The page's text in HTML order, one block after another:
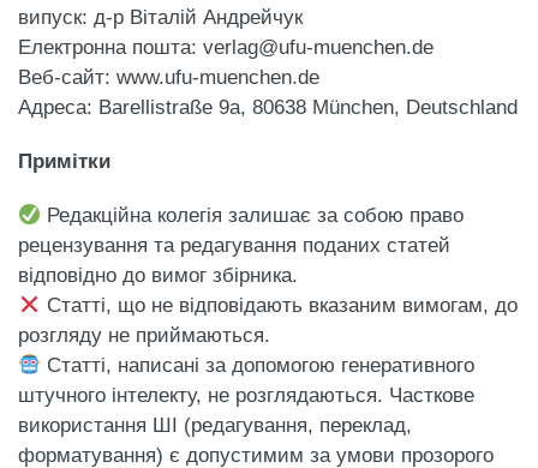
випуск: д-р Віталій Андрейчук
Електронна пошта: verlag@ufu-muenchen.de
Веб-сайт: www.ufu-muenchen.de
Адреса: Barellistraße 9a, 80638 München, Deutschland
Примітки
Редакційна колегія залишає за собою право
рецензування та редагування поданих статей
відповідно до вимог збірника.
Статті, що не відповідають вказаним вимогам, до
розгляду не приймаються.
Статті, написані за допомогою генеративного
штучного інтелекту, не розглядаються. Часткове
використання ШІ (редагування, переклад,
форматування) є допустимим за умови прозорого